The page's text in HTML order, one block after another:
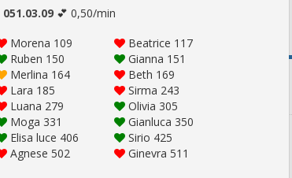
051.03.09 💕 0,50/min
Morena 109
Beatrice 117
Ruben 150
Gianna 151
Merlina 164
Beth 169
Lara 185
Sirma 243
Luana 279
Olivia 305
Moga 331
Gianluca 350
Elisa luce 406
Sirio 425
Agnese 502
Ginevra 511